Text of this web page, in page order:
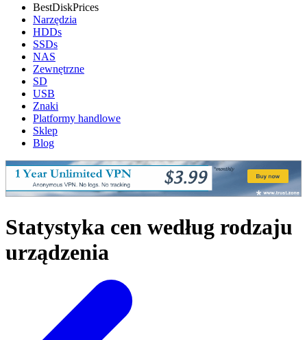
BestDiskPrices
Narzędzia
HDDs
SSDs
NAS
Zewnętrzne
SD
USB
Znaki
Platformy handlowe
Sklep
Blog
Statystyka cen według rodzaju
urządzenia